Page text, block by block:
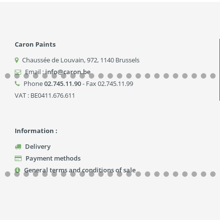
Caron Paints
Chaussée de Louvain, 972, 1140 Brussels
Email :info@caron.be
Phone02.745.11.90- Fax 02.745.11.99
VAT : BE0411.676.611
Information :
Delivery
Payment methods
General terms and conditions of sale